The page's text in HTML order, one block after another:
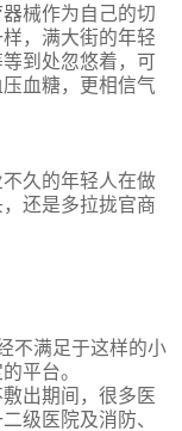
械作为自己的切
，满大街的年轻
到处忽悠着，可
血糖，更相信气
久的年轻人在做
还是多拉拢官商
不满足于这样的小
平台。
出期间，很多医
级医院及消防、